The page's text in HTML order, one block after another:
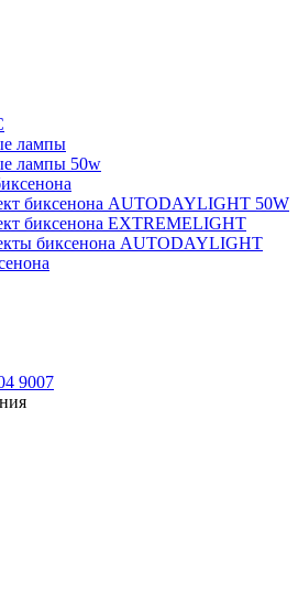
лампы
лампы 50w
биксенона AUTODAYLIGHT 50W
биксенона EXTREMELIGHT
биксенона AUTODAYLIGHT
9007